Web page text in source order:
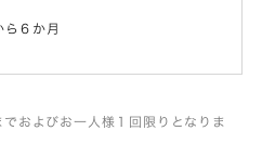
ら６か月
およびお一人様１回限りとなりま